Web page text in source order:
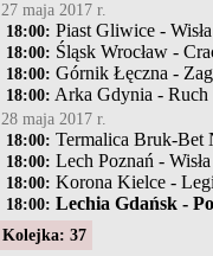
27 maja 2017 r.
18:00: Piast Gliwice -
18:00: Śląsk Wrocław -
18:00: Górnik Łęczna -
18:00: Arka Gdynia -
28 maja 2017 r.
18:00: Termalica Bruk-Bet
18:00: Lech Poznań -
18:00: Korona Kielce -
18:00: Lechia Gdańsk -
Kolejka: 37